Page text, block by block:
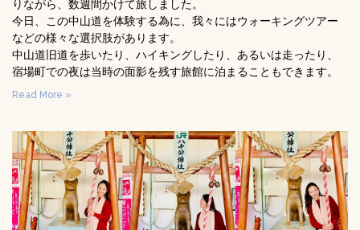
りながら、数週間かけて旅しました。
今日、この中山道を体験する為に、我々にはウォーキングツアー
などの様々な選択肢があります。
中山道旧道を歩いたり、ハイキングしたり、あるいは走ったり、
宿場町での夜は当時の面影を残す旅館に泊まることもできます。
Read More »